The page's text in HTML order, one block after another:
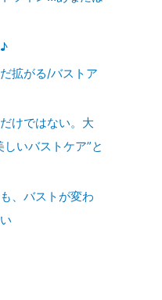
拡がる/バストア
けではない。大
いバストケア”と
、バストが変わ